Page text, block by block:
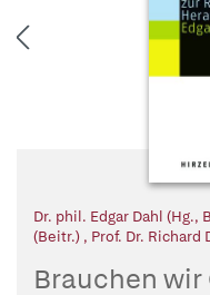
Dr. phil. Edgar Dahl (Hg.,
(Beitr.) , Prof. Dr. Richard
Prof. Dr. Norbert Hörster
Brauchen wir